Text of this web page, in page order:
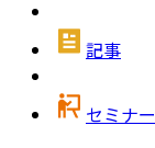
記事
セミナー